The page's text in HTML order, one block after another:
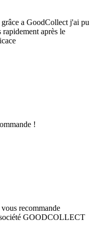
a GoodCollect j'ai pu
rapidement après le
!
recommande
société GOODCOLLECT